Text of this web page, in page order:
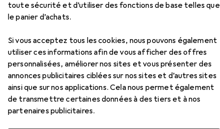
toute sécurité et d’utiliser des fonctions de base telles que
le panier d’achats.
Si vous acceptez tous les cookies, nous pouvons également
utiliser ces informations afin de vous afficher des offres
personnalisées, améliorer nos sites et vous présenter des
annonces publicitaires ciblées sur nos sites et d’autres sites
ainsi que sur nos applications. Cela nous permet également
de transmettre certaines données à des tiers et à nos
partenaires publicitaires.
Accessoires pour Hafi Garnitures
Ici, vous trouverez des accessoires compatibles avec le
produit Hafi Garnitures de béquilles FlushLine 209/870 de
la catégorie Patin pour meubles + buttoir.
Pertinence
Liste des produits